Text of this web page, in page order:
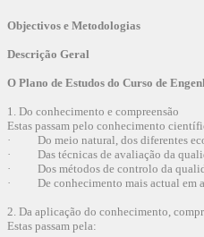
Objectivos e Metodologias
Descrição Geral
O Plano de Estudos do Curso de
1. Do conhecimento e compreensão
Estas passam pelo conhecimento
· Do meio natural, dos diferentes
· Das técnicas de avaliação da
· Dos métodos de controlo da
· De conhecimento mais actual em
2. Da aplicação do conhecimento,
Estas passam pela: